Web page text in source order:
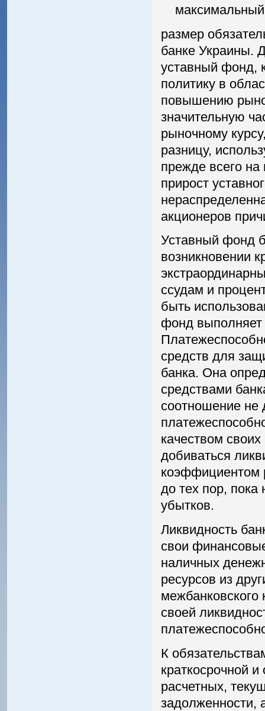
максимальный
размер
банке Украины.
уставный фонд,
политику в
повышению
значительную
рыночному
разницу,
прежде всего
прирост
акционеров
Уставный фонд
возникновении
ссудам и
быть
фонд выполняет
средств для
банка. Она
средствами
соотношение не
качеством
добиваться
коэффициентом
до тех пор, пока
убытков.
Ликвидность
свои
наличных
ресурсов из
межбанковского
своей
К
краткосрочной
расчетных,
задолженности,